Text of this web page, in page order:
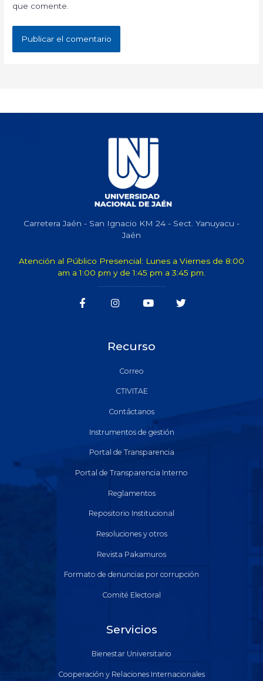
que comente.
Carretera Jaén - San Ignacio KM 24 - Sect. Yanuyacu -
Jaén
Atención al Público Presencial: Lunes a Viernes de 8:00
am a 1:00 pm y de 1:45 pm a 3:45 pm.
Recurso
Correo
CTIVITAE
Contáctanos
Instrumentos de gestión
Portal de Transparencia
Portal de Transparencia Interno
Reglamentos
Repositorio Institucional
Resoluciones y otros
Revista Pakamuros
Formato de denuncias por corrupción
Comité Electoral
Servicios
Bienestar Universitario
Cooperación y Relaciones Internacionales